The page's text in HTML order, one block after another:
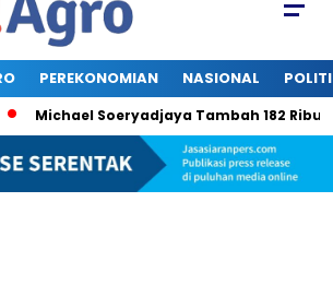
PEREKONOMIAN NASIONAL
Michael Soeryadjaya Tambah 182 Ribu